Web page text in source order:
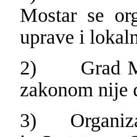
Mostar se
uprave i
2) Grad
zakonom nije
3)